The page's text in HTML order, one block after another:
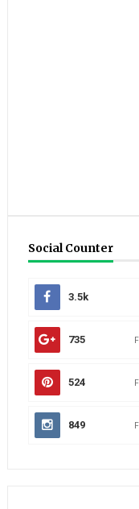
Social Counter
3.5k
735
524
849